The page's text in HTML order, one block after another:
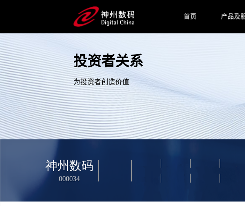
首页 产品及
投资者关系
为投资者创造价值